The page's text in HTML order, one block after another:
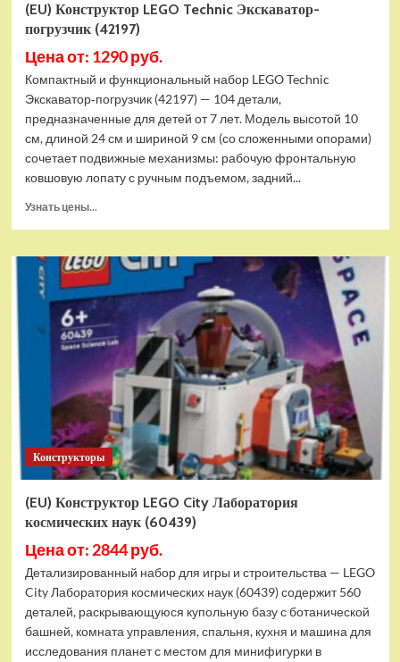
(EU) Конструктор LEGO Technic Экскаватор-
погрузчик (42197)
Цена от: 1290 руб.
Компактный и функциональный набор LEGO Technic
Экскаватор‑погрузчик (42197) — 104 детали,
предназначенные для детей от 7 лет. Модель высотой 10
см, длиной 24 см и шириной 9 см (со сложенными опорами)
сочетает подвижные механизмы: рабочую фронтальную
ковшовую лопату с ручным подъемом, задний...
Узнать цены...
(EU)
Конструктор
LEGO
Technic
Экскаватор-
погрузчик
(42197)
Конструкторы
(EU) Конструктор LEGO City Лаборатория
космических наук (60439)
Цена от: 2844 руб.
Детализированный набор для игры и строительства — LEGO
City Лаборатория космических наук (60439) содержит 560
деталей, раскрывающуюся купольную базу с ботанической
башней, комната управления, спальня, кухня и машина для
исследования планет с местом для минифигурки в